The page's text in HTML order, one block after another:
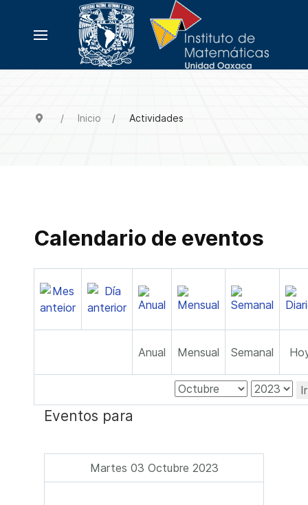
Inicio Actividades
Calendario de eventos
Anual Mensual Semanal
Eventos para
Martes 03 Octubre 2023